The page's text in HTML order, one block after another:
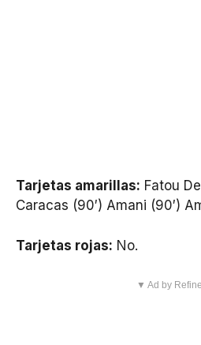
Tarjetas amarillas: Fatou
Caracas (90′) Amani (90′)
Tarjetas rojas: No.
▼ Ad by